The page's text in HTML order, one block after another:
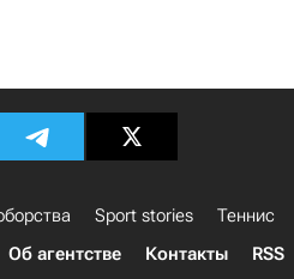
Sport stories Теннис
Об агентстве Контакты RSS